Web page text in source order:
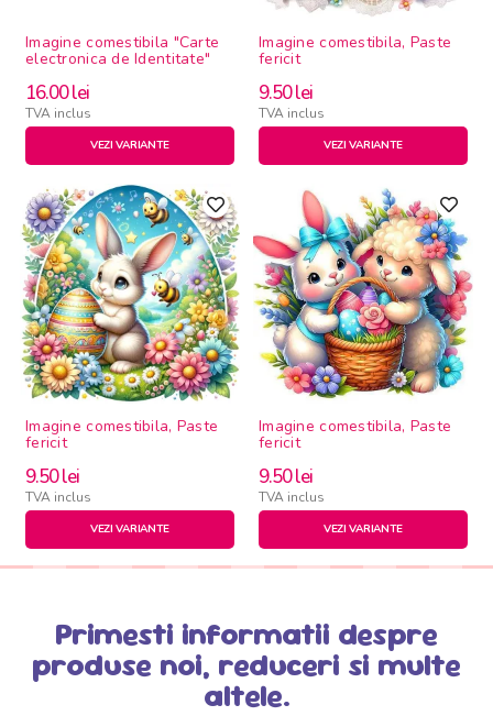
Imagine comestibila "Carte
electronica de Identitate"
16.00lei
TVA inclus
VEZI VARIANTE
Imagine comestibila, Paste
fericit
9.50lei
TVA inclus
VEZI VARIANTE
Imagine comestibila, Paste
fericit
9.50lei
TVA inclus
VEZI VARIANTE
Imagine comestibila, Paste
fericit
9.50lei
TVA inclus
VEZI VARIANTE
Primesti informatii despre
produse noi, reduceri si multe
altele.